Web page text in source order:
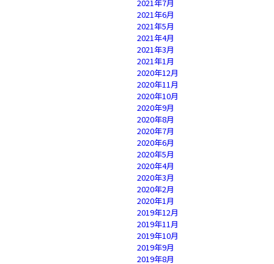
2021年7月
2021年6月
2021年5月
2021年4月
2021年3月
2021年1月
2020年12月
2020年11月
2020年10月
2020年9月
2020年8月
2020年7月
2020年6月
2020年5月
2020年4月
2020年3月
2020年2月
2020年1月
2019年12月
2019年11月
2019年10月
2019年9月
2019年8月